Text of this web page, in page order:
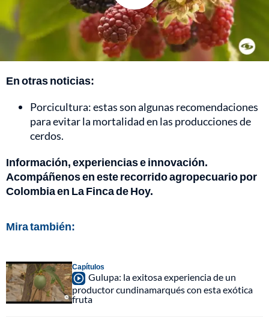
En otras noticias:
Porcicultura: estas son algunas recomendaciones
para evitar la mortalidad en las producciones de
cerdos.
Información, experiencias e innovación.
Acompáñenos en este recorrido agropecuario por
Colombia en La Finca de Hoy.
Mira también:
Capítulos
Gulupa: la exitosa experiencia de un
productor cundinamarqués con esta exótica
fruta